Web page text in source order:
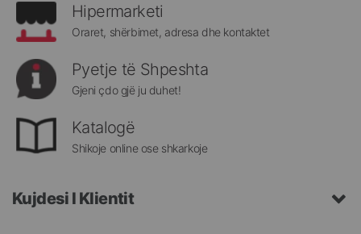
Hipermarketi
Oraret, shërbimet, adresa dhe kontaktet
Pyetje të Shpeshta
Gjeni çdo gjë ju duhet!
Katalogë
Shikoje online ose shkarkoje
Kujdesi I Klientit